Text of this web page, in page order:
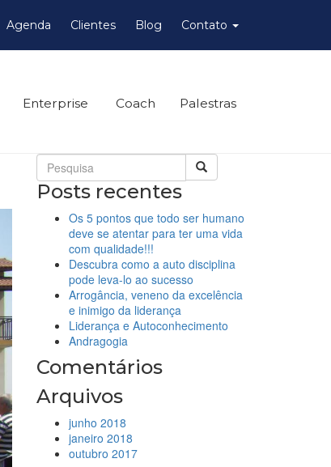
Agenda Clientes Blog Contato
Enterprise Coach Palestras
Posts recentes
Os 5 pontos que todo ser humano
deve se atentar para ter uma vida
com qualidade!!!
Descubra como a auto disciplina
pode leva-lo ao sucesso
Arrogância, veneno da excelência
e inimigo da liderança
Liderança e Autoconhecimento
Andragogia
Comentários
Arquivos
junho 2018
janeiro 2018
outubro 2017